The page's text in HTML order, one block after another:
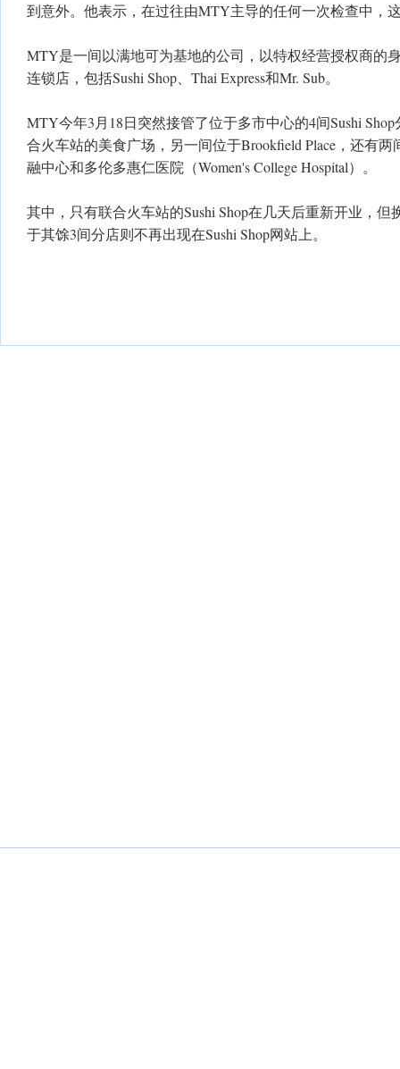
到意外。他表示，在过往由MTY主导的任何一次检查中，
MTY是一间以满地可为基地的公司，以特权经营授权商的
连锁店，包括Sushi Shop、Thai Express和Mr. Sub。
MTY今年3月18日突然接管了位于多市中心的4间Sushi
合火车站的美食广场，另一间位于Brookfield Place，还有两
融中心和多伦多惠仁医院（Women's College Hospital）。
其中，只有联合火车站的Sushi Shop在几天后重新开业，
于其馀3间分店则不再出现在Sushi Shop网站上。